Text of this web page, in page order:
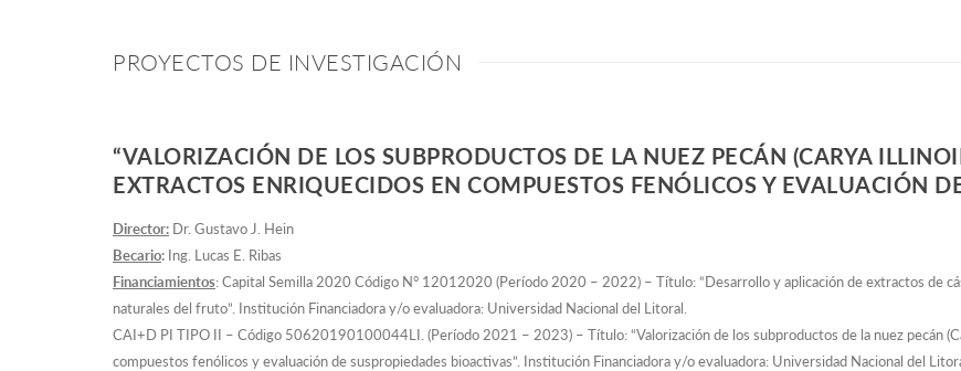
PROYECTOS DE INVESTIGACIÓN
“VALORIZACIÓN DE LOS SUBPRODUCTOS DE LA NUEZ PECÁN (CARYA
EXTRACTOS ENRIQUECIDOS EN COMPUESTOS FENÓLICOS Y EVALUACIÓN
Director: Dr. Gustavo J. Hein
Becario: Ing. Lucas E. Ribas
Financiamientos: Capital Semilla 2020 Código N° 12012020 (Período 2020 – 2022) – Título: “Desarrollo y aplicación de extractos de
naturales del fruto”. Institución Financiadora y/o evaluadora: Universidad Nacional del Litoral.
CAI+D PI TIPO II – Código 50620190100044LI. (Período 2021 – 2023) – Título: “Valorización de los subproductos de la nuez pecán
compuestos fenólicos y evaluación de suspropiedades bioactivas”. Institución Financiadora y/o evaluadora: Universidad Nacional del